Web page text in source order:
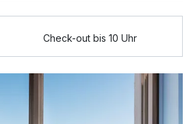
Check-out bis 10 Uhr